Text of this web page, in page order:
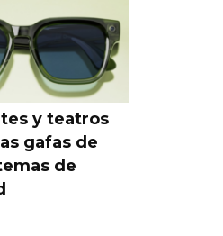
y teatros
gafas de
de